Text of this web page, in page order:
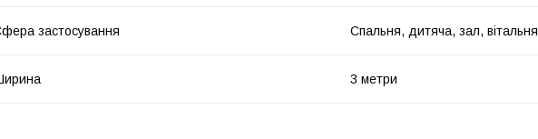
застосування Спальня, дитяча, зал, вітальня
3 метри